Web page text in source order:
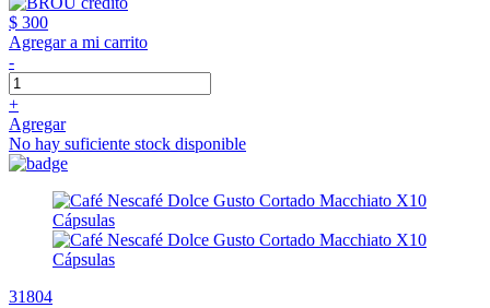
$ 300
Agregar a mi carrito
-
+
Agregar
No hay suficiente stock disponible
31804